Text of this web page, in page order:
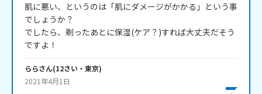
肌に悪い、というのは「肌にダメージがかかる」という事
でしょうか？
でしたら、剃ったあとに保湿(ケア？)すれば大丈夫だそう
ですよ！
ららさん(12さい・ 東京)
2021年4月1日